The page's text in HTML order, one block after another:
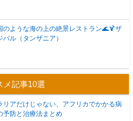
のような海の上の絶景レストラン🌊🍹ザ
バル（タンザニア）
メ記事10選
リアだけじゃない、アフリカでかかる病
予防と治療法まとめ